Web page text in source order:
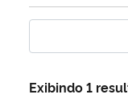
Ministério da Infraestrutura
Exibindo 1